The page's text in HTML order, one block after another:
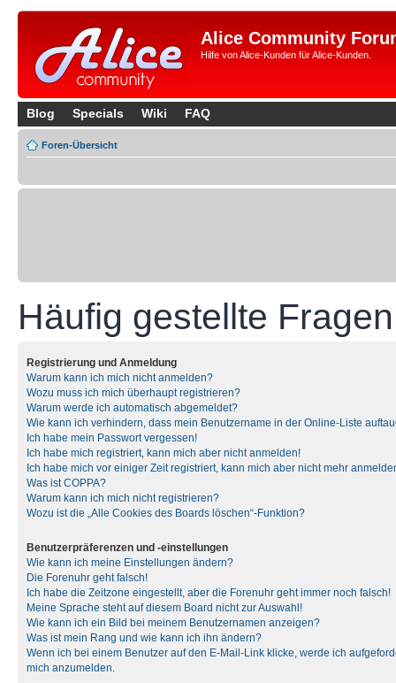
Alice Community
Hilfe von Alice-Kunden für Alice-Kunden.
Blog Specials Wiki FAQ
Foren-Übersicht
Häufig gestellte Fragen
Registrierung und Anmeldung
Warum kann ich mich nicht anmelden?
Wozu muss ich mich überhaupt registrieren?
Warum werde ich automatisch abgemeldet?
Wie kann ich verhindern, dass mein Benutzername in der Online-Liste
Ich habe mein Passwort vergessen!
Ich habe mich registriert, kann mich aber nicht anmelden!
Ich habe mich vor einiger Zeit registriert, kann mich aber nicht mehr
Was ist COPPA?
Warum kann ich mich nicht registrieren?
Wozu ist die „Alle Cookies des Boards löschen“-Funktion?
Benutzerpräferenzen und -einstellungen
Wie kann ich meine Einstellungen ändern?
Die Forenuhr geht falsch!
Ich habe die Zeitzone eingestellt, aber die Forenuhr geht immer noch falsch!
Meine Sprache steht auf diesem Board nicht zur Auswahl!
Wie kann ich ein Bild bei meinem Benutzernamen anzeigen?
Was ist mein Rang und wie kann ich ihn ändern?
Wenn ich bei einem Benutzer auf den E-Mail-Link klicke, werde ich
mich anzumelden.